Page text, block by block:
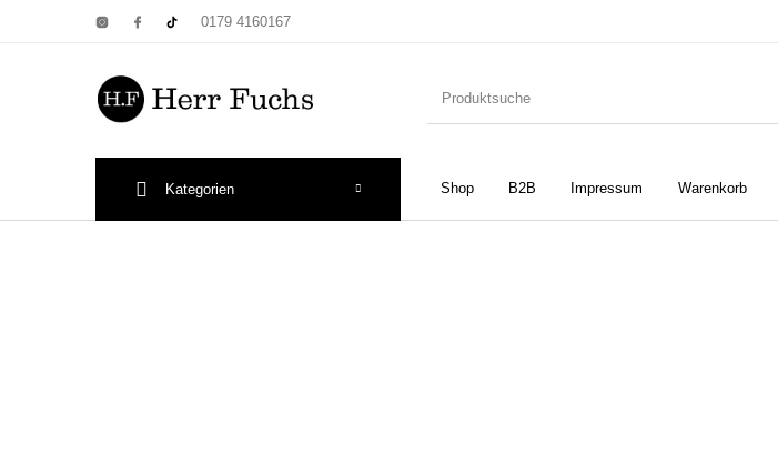
0179 4160167
Shop B2B Impressum Warenkorb
Kategorien